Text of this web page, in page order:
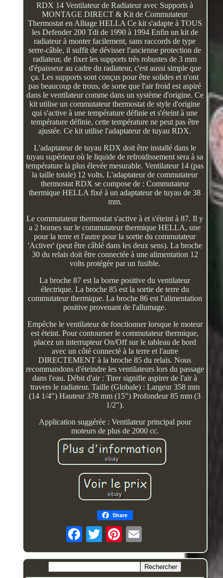
RDX 14 Ventilateur de Radiateur avec Supports à
MONTAGE DIRECT & Kit de Commutateur
Thermostat en Alliage HELLA Ce kit s'adapte à TOUS
les Defender 200 Tdi de 1990 à 1994 Enfin un kit de
radiateur à monter facilement, sans raccords de type
serre-câble, il suffit de dévisser l'ancienne protection de
radiateur, de fixer les supports très robustes de 3 mm
d'épaisseur au cadre du radiateur, c'est aussi simple que
ça. Les supports sont conçus pour être solides et n'ont
pas beaucoup de trous, de sorte que l'air froid est aspiré
dans le ventilateur comme dans un système d'origine. Ce
kit utilise un commutateur thermostat de style d'origine
qui s'active à une température définie et s'éteint à une
température définie, cette température ne peut pas être
ajustée. Ce kit utilise l'adaptateur de tuyau RDX.
L'adaptateur de tuyau RDX doit être installé dans le
tuyau supérieur où le liquide de refroidissement sera à sa
température la plus élevée mesurable. Ventilateur 14 (pas
la taille totale) 12 volts. L'adaptateur de commutateur
thermostat RDX se compose de : Commutateur
thermique HELLA fixé à un adaptateur de tuyau de 38
mm.
Le commutateur thermostat s'active à et s'éteint à 87. Il y
a 2 bornes sur le commutateur thermique HELLA, une
pour la terre et l'autre pour la sortie du commutateur
'Activer' (peut être câblé dans les deux sens). La broche
30 du relais doit être connectée à une alimentation 12
volts protégée par un fusible.
La broche 87 est la borne positive du ventilateur
électrique. La broche 85 est la sortie de terre du
commutateur thermique. La broche 86 est l'alimentation
positive provenant de l'allumage.
Empêche le ventilateur de fonctionner lorsque le moteur
est éteint. Pour contourner le commutateur thermique,
placez un interrupteur On/Off sur le tableau de bord
avec un côté connecté à la terre et l'autre
DIRECTEMENT à la broche 85 du relais. Nous
recommandons d'éteindre les ventilateurs lors du passage
dans l'eau. Débit d'air : Tirer signifie aspirer de l'air à
travers le radiateur. Taille (Globale) : Largeur 358 mm
(14 1/4") Hauteur 378 mm (15") Profondeur 85 mm (3
1/2").
Application suggérée : Ventilateur principal pour
moteurs de plus de 2000 cc.
Share